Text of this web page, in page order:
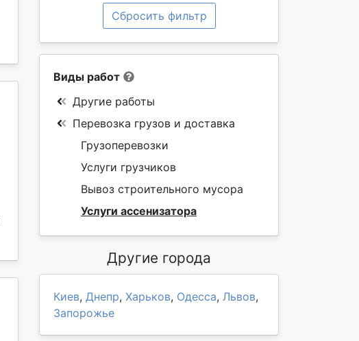
Сбросить фильтр
Виды работ
Другие работы
Перевозка грузов и доставка
Грузоперевозки
Услуги грузчиков
Вывоз строительного мусора
Услуги ассенизатора
Другие города
Киев, Днепр, Харьков, Одесса, Львов,
Запорожье